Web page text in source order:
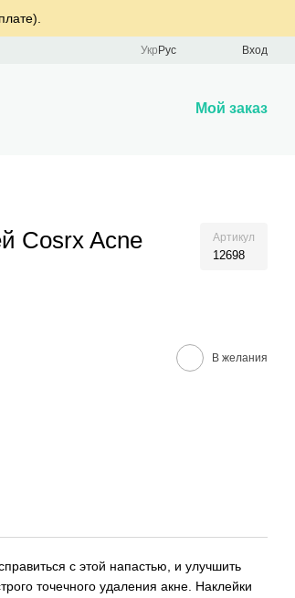
Укр Рус Вход
Мой заказ
Cosrx Acne
Артикул
12698
В желания
с этой напастью, и улучшить
точечного удаления акне. Наклейки